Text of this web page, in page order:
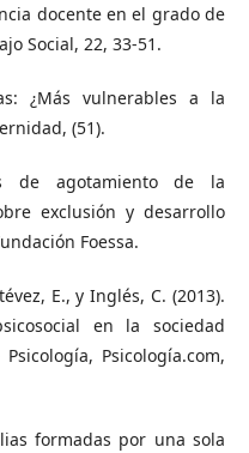
docente en el grado de
Social, 22, 33-51.
¿Más vulnerables a la
(51).
de agotamiento de la
exclusión y desarrollo
Foessa.
E., y Inglés, C. (2013).
en la sociedad
Psicología.com,
formadas por una sola